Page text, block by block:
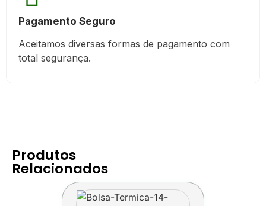
Pagamento Seguro
Aceitamos diversas formas de pagamento com
total segurança.
Produtos
Relacionados